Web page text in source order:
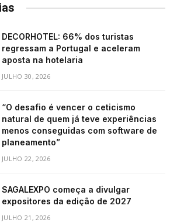
DECORHOTEL: 66% dos turistas
regressam a Portugal e aceleram
aposta na hotelaria
JULHO 30, 2026
“O desafio é vencer o ceticismo
natural de quem já teve experiências
menos conseguidas com software de
planeamento”
JULHO 22, 2026
SAGALEXPO começa a divulgar
expositores da edição de 2027
JULHO 21, 2026